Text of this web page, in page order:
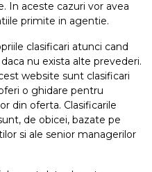
In aceste cazuri vor avea
primite in agentie.
clasificari atunci cand
nu exista alte prevederi.
website sunt clasificari
o ghidare pentru
din oferta. Clasificarile
de obicei, bazate pe
si ale senior managerilor